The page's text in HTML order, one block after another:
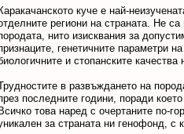
Каракачанското куче е най-
региони на страната. Не
нито изисквания за
генетичните параметри
и стопанските
в развъждането на
последните години, поради
Всичко това наред с очертаните по-
за страната ни генофонд,